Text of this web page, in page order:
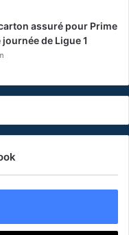
assuré pour Prime
de Ligue 1